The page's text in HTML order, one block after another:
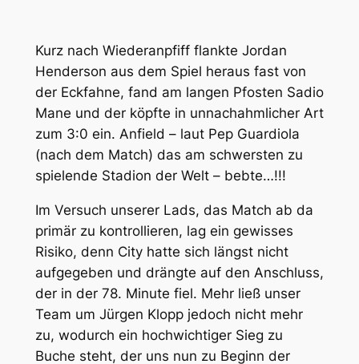
Kurz nach Wiederanpfiff flankte Jordan
Henderson aus dem Spiel heraus fast von
der Eckfahne, fand am langen Pfosten Sadio
Mane und der köpfte in unnachahmlicher Art
zum 3:0 ein. Anfield – laut Pep Guardiola
(nach dem Match) das am schwersten zu
spielende Stadion der Welt – bebte…!!!
Im Versuch unserer Lads, das Match ab da
primär zu kontrollieren, lag ein gewisses
Risiko, denn City hatte sich längst nicht
aufgegeben und drängte auf den Anschluss,
der in der 78. Minute fiel. Mehr ließ unser
Team um Jürgen Klopp jedoch nicht mehr
zu, wodurch ein hochwichtiger Sieg zu
Buche steht, der uns nun zu Beginn der